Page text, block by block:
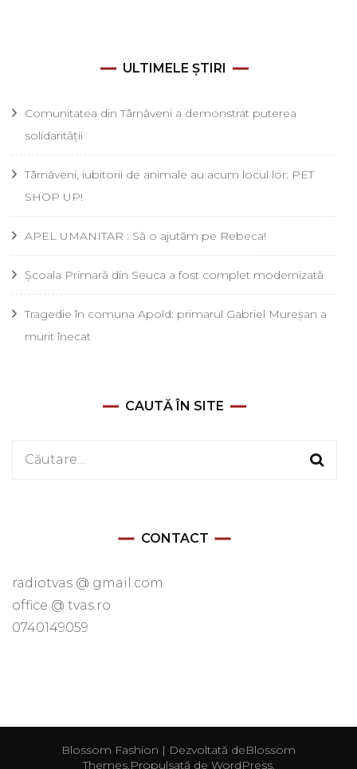
ULTIMELE ȘTIRI
Comunitatea din Târnăveni a demonstrat puterea
solidarității
Târnăveni, iubitorii de animale au acum locul lor: PET
SHOP UP!
APEL UMANITAR : Să o ajutăm pe Rebeca!
Școala Primară din Seuca a fost complet modernizată
Tragedie în comuna Apold: primarul Gabriel Mureșan a
murit înecat
CAUTĂ ÎN SITE
Caută
CONTACT
radiotvas @ gmail.com
office @ tvas.ro
0740149059
Blossom Fashion | Dezvoltată deBlossom
Themes.Propulsată de WordPress.